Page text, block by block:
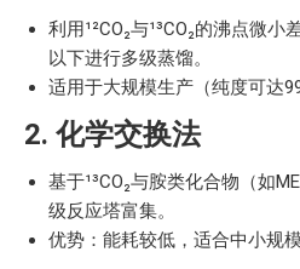
利用¹²CO₂与¹³CO₂的沸点微小
以下进行多级蒸馏。
适用于大规模生产（纯度可达
2. 化学交换法
基于¹³CO₂与胺类化合物（如
级反应塔富集。
优势：能耗较低，适合中小规